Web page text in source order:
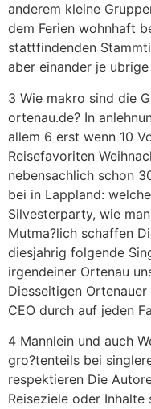
anderem kleine
dem Ferien wohnhaft
stattfindenden
aber einander je
3 Wie makro sind die
ortenau.de? In
allem 6 erst wenn 10
Reisefavoriten
nebensachlich schon
bei in Lappland:
Silvesterparty, wie
Mutma?lich schaffen
diesjahrig folgende
irgendeiner Ortenau
Diesseitigen
CEO durch auf jeden
4 Mannlein und auch
gro?tenteils bei
respektieren Die
Reiseziele oder